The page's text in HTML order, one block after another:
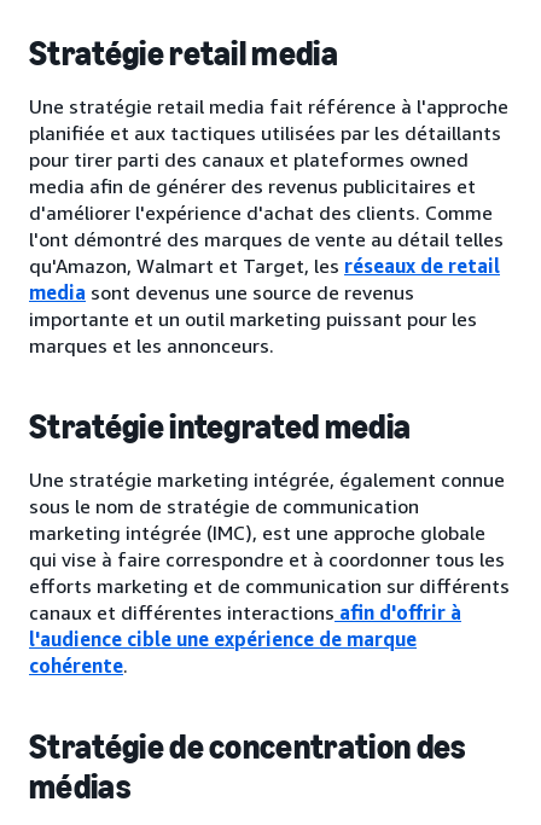
Stratégie retail media
Une stratégie retail media fait référence à l'approche
planifiée et aux tactiques utilisées par les détaillants
pour tirer parti des canaux et plateformes owned
media afin de générer des revenus publicitaires et
d'améliorer l'expérience d'achat des clients. Comme
l'ont démontré des marques de vente au détail telles
qu'Amazon, Walmart et Target, les réseaux de retail
media sont devenus une source de revenus
importante et un outil marketing puissant pour les
marques et les annonceurs.
Stratégie integrated media
Une stratégie marketing intégrée, également connue
sous le nom de stratégie de communication
marketing intégrée (IMC), est une approche globale
qui vise à faire correspondre et à coordonner tous les
efforts marketing et de communication sur différents
canaux et différentes interactions afin d'offrir à
l'audience cible une expérience de marque
cohérente.
Stratégie de concentration des
médias